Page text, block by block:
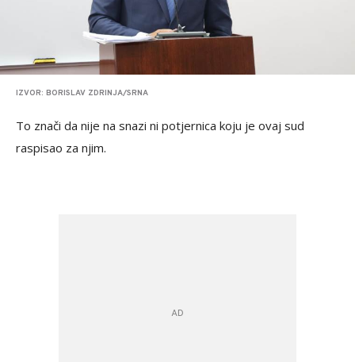
IZVOR: BORISLAV ZDRINJA/SRNA
To znači da nije na snazi ni potjernica koju je ovaj sud
raspisao za njim.